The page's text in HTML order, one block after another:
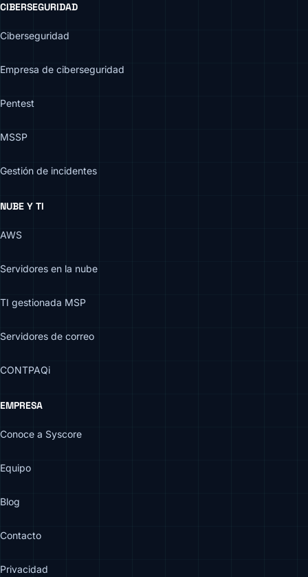
CIBERSEGURIDAD
Ciberseguridad
Empresa de ciberseguridad
Pentest
MSSP
Gestión de incidentes
NUBE Y TI
AWS
Servidores en la nube
TI gestionada MSP
Servidores de correo
CONTPAQi
EMPRESA
Conoce a Syscore
Equipo
Blog
Contacto
Privacidad